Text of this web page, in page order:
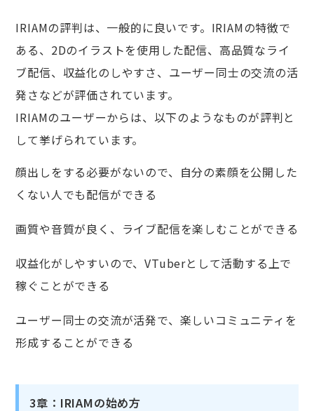
IRIAMの評判は、一般的に良いです。IRIAMの特徴で
ある、2Dのイラストを使用した配信、高品質なライ
ブ配信、収益化のしやすさ、ユーザー同士の交流の活
発さなどが評価されています。
IRIAMのユーザーからは、以下のようなものが評判と
して挙げられています。
顔出しをする必要がないので、自分の素顔を公開した
くない人でも配信ができる
画質や音質が良く、ライブ配信を楽しむことができる
収益化がしやすいので、VTuberとして活動する上で
稼ぐことができる
ユーザー同士の交流が活発で、楽しいコミュニティを
形成することができる
3章：IRIAMの始め方